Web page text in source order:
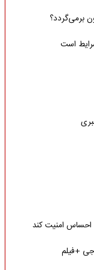
برمی‌گردد؟
است
احساس امنیت کند
+فیلم